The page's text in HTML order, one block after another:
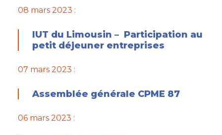
08 mars 2023 :
IUT du Limousin – Participation au
petit déjeuner entreprises
07 mars 2023 :
Assemblée générale CPME 87
06 mars 2023 :